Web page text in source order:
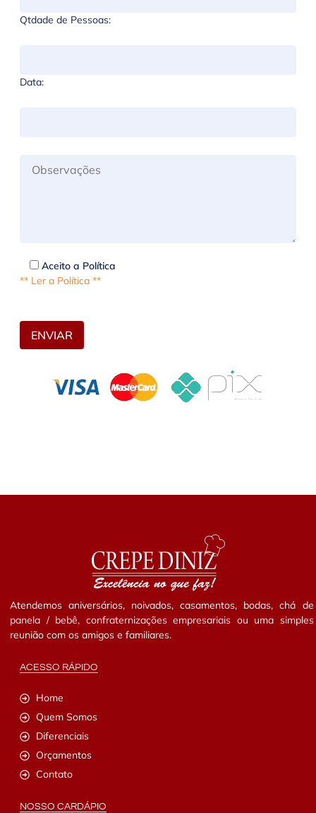
Qtdade de Pessoas:
Data:
Aceito a Política
** Ler a Política **
Atendemos aniversários, noivados, casamentos, bodas, chá de
panela / bebê, confraternizações empresariais ou uma simples
reunião com os amigos e familiares.
ACESSO RÁPIDO
Home
Quem Somos
Diferenciais
Orçamentos
Contato
NOSSO CARDÁPIO